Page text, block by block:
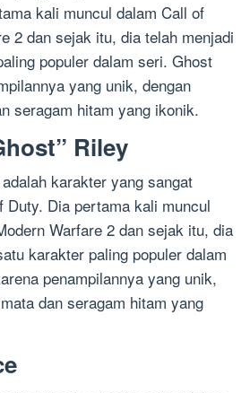
kali muncul dalam Call of
2 dan sejak itu, dia telah menjadi
populer dalam seri. Ghost
yang unik, dengan
seragam hitam yang ikonik.
Riley
karakter yang sangat
Duty. Dia pertama kali muncul
Warfare 2 dan sejak itu, dia
karakter paling populer dalam
penampilannya yang unik,
dan seragam hitam yang